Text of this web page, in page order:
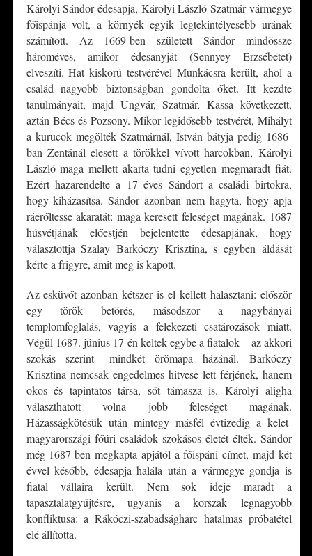
Károlyi Sándor édesapja, Károlyi László Szatmár vármegye
főispánja volt, a környék egyik legtekintélyesebb urának
számított. Az 1669-ben született Sándor mindössze
hároméves, amikor édesanyját (Sennyey Erzsébetet)
elveszíti. Hat kiskorú testvérével Munkácsra került, ahol a
család nagyobb biztonságban gondolta őket. Itt kezdte
tanulmányait, majd Ungvár, Szatmár, Kassa következett,
aztán Bécs és Pozsony. Mikor legidősebb testvérét, Mihályt
a kurucok megölték Szatmárnál, István bátyja pedig 1686-
ban Zentánál elesett a törökkel vívott harcokban, Károlyi
László maga mellett akarta tudni egyetlen megmaradt fiát.
Ezért hazarendelte a 17 éves Sándort a családi birtokra,
hogy kiházasítsa. Sándor azonban nem hagyta, hogy apja
ráerőltesse akaratát: maga keresett feleséget magának. 1687
húsvétjának előestjén bejelentette édesapjának, hogy
választottja Szalay Barkóczy Krisztina, s egyben áldását
kérte a frigyre, amit meg is kapott.
Az esküvőt azonban kétszer is el kellett halasztani: először
egy török betörés, másodszor a nagybányai
templomfoglalás, vagyis a felekezeti csatározások miatt.
Végül 1687. június 17-én keltek egybe a fiatalok – az akkori
szokás szerint –mindkét örömapa házánál. Barkóczy
Krisztina nemcsak engedelmes hitvese lett férjének, hanem
okos és tapintatos társa, sőt támasza is. Károlyi aligha
választhatott volna jobb feleséget magának.
Házasságkötésük után mintegy másfél évtizedig a kelet-
magyarországi főúri családok szokásos életét élték. Sándor
még 1687-ben megkapta apjától a főispáni címet, majd két
évvel később, édesapja halála után a vármegye gondja is
fiatal vállaira került. Nem sok ideje maradt a
tapasztalatgyűjtésre, ugyanis a korszak legnagyobb
konfliktusa: a Rákóczi-szabadságharc hatalmas próbatétel
elé állította.